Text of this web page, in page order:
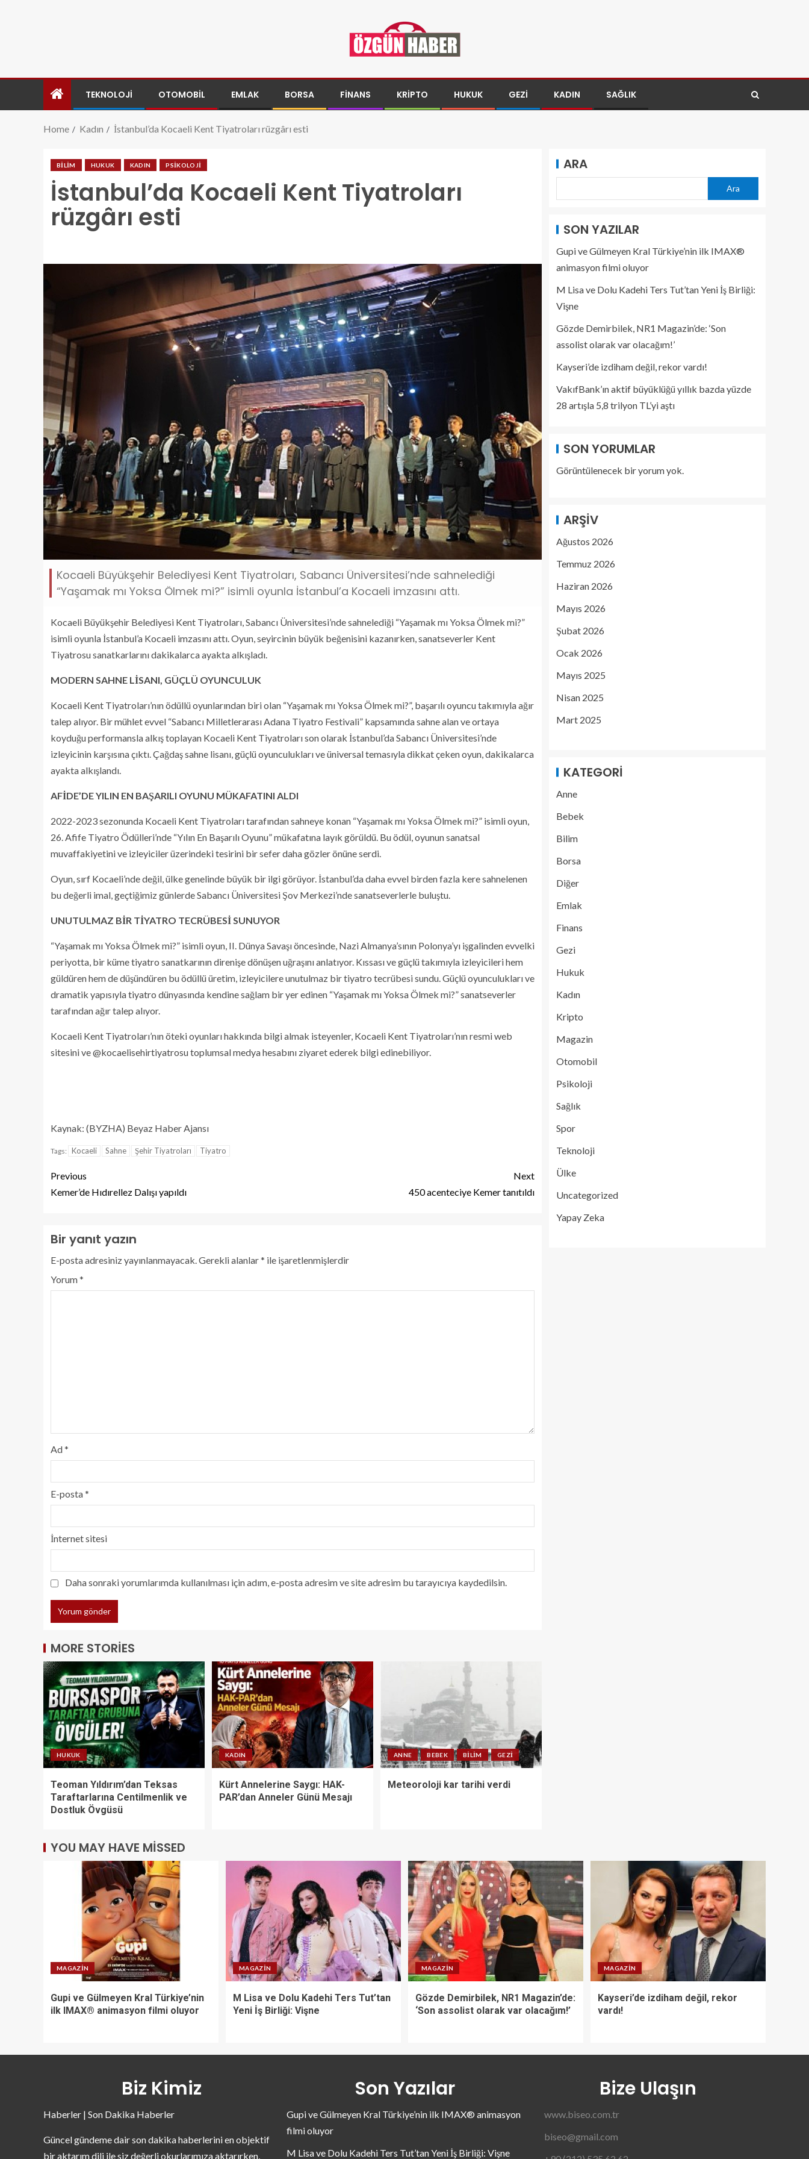
TEKNOLOJI OTOMOBIL EMLAK BORSA FINANS KRIPTO HUKUK GEZI KADIN SAĞLIK
Home Kadın İstanbul’da Kocaeli Kent Tiyatroları rüzgârı esti
BILIM HUKUK KADIN PSIKOLOJI
İstanbul’da Kocaeli Kent Tiyatroları
rüzgârı esti
Kocaeli Büyükşehir Belediyesi Kent Tiyatroları, Sabancı Üniversitesi’nde sahnelediği
“Yaşamak mı Yoksa Ölmek mi?” isimli oyunla İstanbul’a Kocaeli imzasını attı.
Kocaeli Büyükşehir Belediyesi Kent Tiyatroları, Sabancı Üniversitesi’nde sahnelediği “Yaşamak mı Yoksa Ölmek mi?”
isimli oyunla İstanbul’a Kocaeli imzasını attı. Oyun, seyircinin büyük beğenisini kazanırken, sanatseverler Kent
Tiyatrosu sanatkarlarını dakikalarca ayakta alkışladı.
MODERN SAHNE LİSANI, GÜÇLÜ OYUNCULUK
Kocaeli Kent Tiyatroları’nın ödüllü oyunlarından biri olan “Yaşamak mı Yoksa Ölmek mi?”, başarılı oyuncu takımıyla ağır
talep alıyor. Bir mühlet evvel “Sabancı Milletlerarası Adana Tiyatro Festivali” kapsamında sahne alan ve ortaya
koyduğu performansla alkış toplayan Kocaeli Kent Tiyatroları son olarak İstanbul’da Sabancı Üniversitesi’nde
izleyicinin karşısına çıktı. Çağdaş sahne lisanı, güçlü oyunculukları ve üniversal temasıyla dikkat çeken oyun, dakikalarca
ayakta alkışlandı.
AFİDE’DE YILIN EN BAŞARILI OYUNU MÜKAFATINI ALDI
2022-2023 sezonunda Kocaeli Kent Tiyatroları tarafından sahneye konan “Yaşamak mı Yoksa Ölmek mi?” isimli oyun,
26. Afife Tiyatro Ödülleri’nde “Yılın En Başarılı Oyunu” mükafatına layık görüldü. Bu ödül, oyunun sanatsal
muvaffakiyetini ve izleyiciler üzerindeki tesirini bir sefer daha gözler önüne serdi.
Oyun, sırf Kocaeli’nde değil, ülke genelinde büyük bir ilgi görüyor. İstanbul’da daha evvel birden fazla kere sahnelenen
bu değerli imal, geçtiğimiz günlerde Sabancı Üniversitesi Şov Merkezi’nde sanatseverlerle buluştu.
UNUTULMAZ BİR TİYATRO TECRÜBESİ SUNUYOR
“Yaşamak mı Yoksa Ölmek mi?” isimli oyun, II. Dünya Savaşı öncesinde, Nazi Almanya’sının Polonya’yı işgalinden evvelki
periyotta, bir küme tiyatro sanatkarının direnişe dönüşen uğraşını anlatıyor. Kıssası ve güçlü takımıyla izleyicileri hem
güldüren hem de düşündüren bu ödüllü üretim, izleyicilere unutulmaz bir tiyatro tecrübesi sundu. Güçlü oyunculukları ve
dramatik yapısıyla tiyatro dünyasında kendine sağlam bir yer edinen “Yaşamak mı Yoksa Ölmek mi?” sanatseverler
tarafından ağır talep alıyor.
Kocaeli Kent Tiyatroları’nın öteki oyunları hakkında bilgi almak isteyenler, Kocaeli Kent Tiyatroları’nın resmi web
sitesini ve @kocaelisehirtiyatrosu toplumsal medya hesabını ziyaret ederek bilgi edinebiliyor.
Kaynak: (BYZHA) Beyaz Haber Ajansı
Tags: Kocaeli Sahne Şehir Tiyatroları Tiyatro
Previous
Kemer’de Hıdırellez Dalışı yapıldı
Next
450 acenteciye Kemer tanıtıldı
Bir yanıt yazın
E-posta adresiniz yayınlanmayacak.Gerekli alanlar* ile işaretlenmişlerdir
Yorum*
Ad*
E-posta*
İnternet sitesi
Daha sonraki yorumlarımda kullanılması için adım, e-posta adresim ve site adresim bu tarayıcıya kaydedilsin.
MORE STORIES
HUKUK
Teoman Yıldırım’dan Teksas
Taraftarlarına Centilmenlik ve
Dostluk Övgüsü
KADIN
Kürt Annelerine Saygı: HAK-
PAR’dan Anneler Günü Mesajı
ANNE BEBEK BILIM GEZI
Meteoroloji kar tarihi verdi
ARA
Ara
SON YAZILAR
Gupi ve Gülmeyen Kral Türkiye’nin ilk IMAX®
animasyon filmi oluyor
M Lisa ve Dolu Kadehi Ters Tut’tan Yeni İş Birliği:
Vişne
Gözde Demirbilek, NR1 Magazin’de: ‘Son
assolist olarak var olacağım!’
Kayseri’de izdiham değil, rekor vardı!
VakıfBank’ın aktif büyüklüğü yıllık bazda yüzde
28 artışla 5,8 trilyon TL’yi aştı
SON YORUMLAR
Görüntülenecek bir yorum yok.
ARŞIV
Ağustos 2026
Temmuz 2026
Haziran 2026
Mayıs 2026
Şubat 2026
Ocak 2026
Mayıs 2025
Nisan 2025
Mart 2025
KATEGORI
Anne
Bebek
Bilim
Borsa
Diğer
Emlak
Finans
Gezi
Hukuk
Kadın
Kripto
Magazin
Otomobil
Psikoloji
Sağlık
Spor
Teknoloji
Ülke
Uncategorized
Yapay Zeka
YOU MAY HAVE MISSED
MAGAZIN
Gupi ve Gülmeyen Kral Türkiye’nin
ilk IMAX® animasyon filmi oluyor
MAGAZIN
M Lisa ve Dolu Kadehi Ters Tut’tan
Yeni İş Birliği: Vişne
MAGAZIN
Gözde Demirbilek, NR1 Magazin’de:
‘Son assolist olarak var olacağım!’
MAGAZIN
Kayseri’de izdiham değil, rekor
vardı!
Biz Kimiz
Haberler | Son Dakika Haberler
Güncel gündeme dair son dakika haberlerini en objektif
bir aktarım dili ile siz değerli okurlarımıza aktarırken,
Son Yazılar
Gupi ve Gülmeyen Kral Türkiye’nin ilk IMAX® animasyon
filmi oluyor
M Lisa ve Dolu Kadehi Ters Tut’tan Yeni İş Birliği: Vişne
Bize Ulaşın
www.biseo.com.tr
biseo@gmail.com